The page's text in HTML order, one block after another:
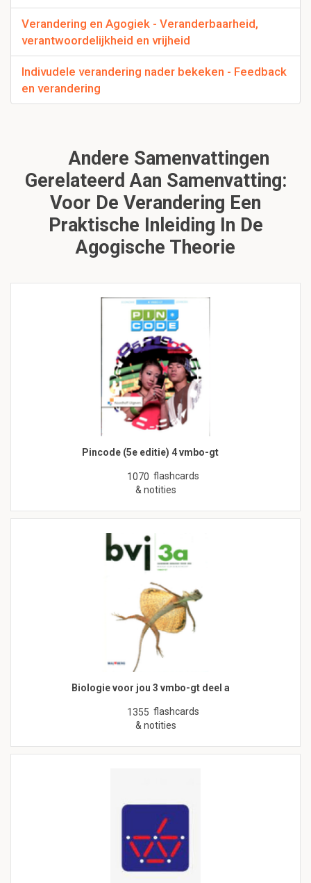
Verandering en Agogiek - Veranderbaarheid,
verantwoordelijkheid en vrijheid
Indivudele verandering nader bekeken - Feedback
en verandering
Andere Samenvattingen
Gerelateerd Aan Samenvatting:
Voor De Verandering Een
Praktische Inleiding In De
Agogische Theorie
Pincode (5e editie) 4 vmbo-gt
1070 flashcards
& notities
Biologie voor jou 3 vmbo-gt deel a
1355 flashcards
& notities